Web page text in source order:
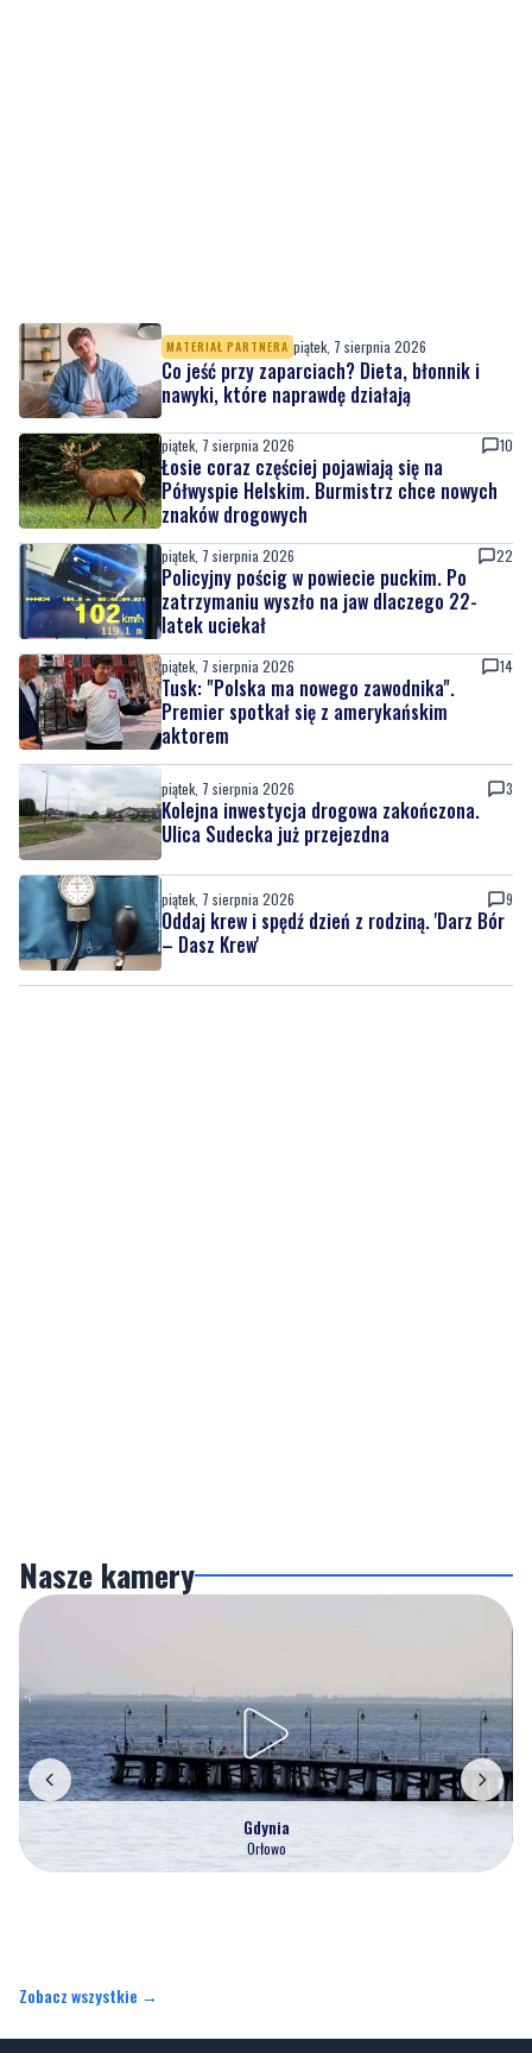
piątek, 7 sierpnia 2026
Łosie coraz częściej pojawiają się na
Półwyspie Helskim. Burmistrz chce nowych
znaków drogowych
piątek, 7 sierpnia 2026
Policyjny pościg w powiecie puckim. Po
zatrzymaniu wyszło na jaw dlaczego 22-
latek uciekał
piątek, 7 sierpnia 2026
Tusk: "Polska ma nowego zawodnika".
Premier spotkał się z amerykańskim
aktorem
piątek, 7 sierpnia 2026
Kolejna inwestycja drogowa zakończona.
Ulica Sudecka już przejezdna
piątek, 7 sierpnia 2026
Oddaj krew i spędź dzień z rodziną. 'Darz Bór
Gdynia
Orłowo
Artykuły Informacje